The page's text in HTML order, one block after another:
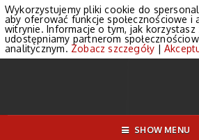
SHOW MENU
Wykorzystujemy pliki cookie do
aby oferować funkcje społecznościowe i
witrynie. Informacje o tym, jak korzystasz
udostępniamy partnerom
analitycznym. Zobacz szczegóły |